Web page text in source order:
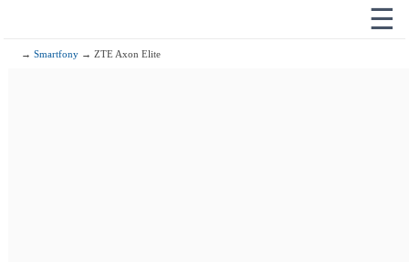
☰
→Smartfony → ZTE Axon Elite